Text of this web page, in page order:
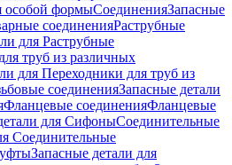
особой формыСоединенияЗапасные
соединенияРаструбные
для Раструбные
труб из различных
для Переходники для труб из
соединенияЗапасные детали
Фланцевые соединенияФланцевые
для СифоныСоединительные
Соединительные
Запасные детали для